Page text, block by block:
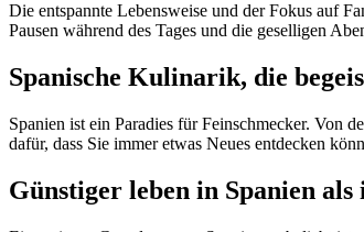
Die entspannte Lebensweise und der Fokus auf
Pausen während des Tages und die geselligen
Spanische Kulinarik, die
Spanien ist ein Paradies für Feinschmecker. Von
dafür, dass Sie immer etwas Neues entdecken
Günstiger leben in Spanien